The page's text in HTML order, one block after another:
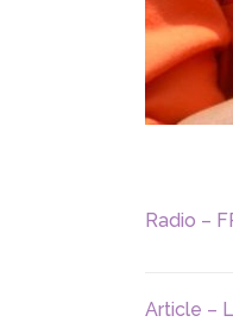
Radio –
Article –